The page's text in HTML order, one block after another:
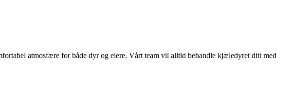
atmosfære for både dyr og eiere. Vårt team vil alltid behandle kjæledyret ditt med